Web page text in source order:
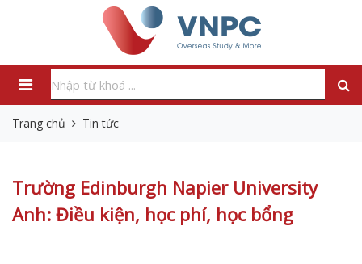
Trang chủ Tin tức
Trường Edinburgh Napier University
Anh: Điều kiện, học phí, học bổng